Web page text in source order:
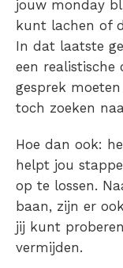
jouw monday
kunt lachen of
In dat laatste
een realistische
gesprek
toch zoeken
Hoe dan ook:
helpt jou
op te lossen.
baan, zijn er
jij kunt
vermijden.